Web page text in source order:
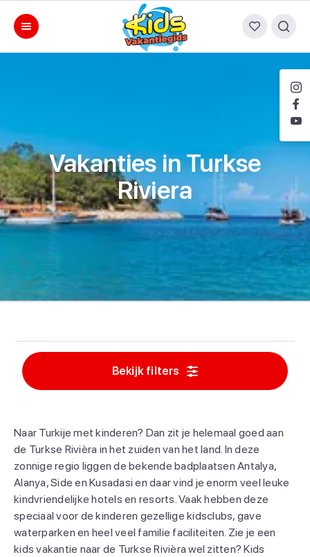
Vakanties in Turkse
Riviera
Bekijk filters
Naar Turkije met kinderen? Dan zit je helemaal goed aan
de Turkse Rivièra in het zuiden van het land. In deze
zonnige regio liggen de bekende badplaatsen Antalya,
Alanya, Side en Kusadasi en daar vind je enorm veel leuke
kindvriendelijke hotels en resorts. Vaak hebben deze
speciaal voor de kinderen gezellige kidsclubs, gave
waterparken en heel veel familie faciliteiten. Zie je een
kids vakantie naar de Turkse Rivièra wel zitten? Kids